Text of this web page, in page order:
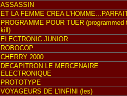
ASSASSIN
ET LA FEMME CREA
PROGRAMME POUR TUER (programmed
kill)
ELECTRONIC JUNIOR
ROBOCOP
CHERRY 2000
DECAPITRON LE MERCENAIRE
ELECTRONIQUE
PROTOTYPE
VOYAGEURS DE L'INFINI (les)